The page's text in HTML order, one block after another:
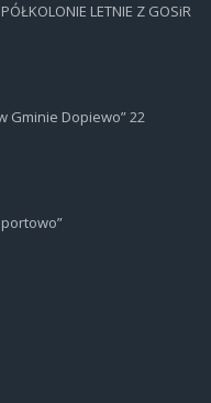
LETNIE Z GOSiR
Gminie Dopiewo” 22